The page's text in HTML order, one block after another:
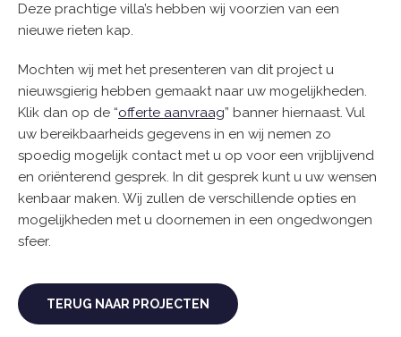
Deze prachtige villa’s hebben wij voorzien van een
nieuwe rieten kap.
Mochten wij met het presenteren van dit project u
nieuwsgierig hebben gemaakt naar uw mogelijkheden.
Klik dan op de “offerte aanvraag” banner hiernaast. Vul
uw bereikbaarheids gegevens in en wij nemen zo
spoedig mogelijk contact met u op voor een vrijblijvend
en oriënterend gesprek. In dit gesprek kunt u uw wensen
kenbaar maken. Wij zullen de verschillende opties en
mogelijkheden met u doornemen in een ongedwongen
sfeer.
TERUG NAAR PROJECTEN